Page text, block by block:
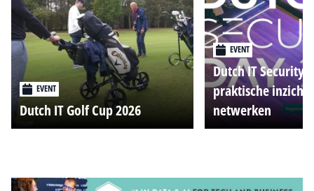
EVENT
Dutch IT Golf Cup 2026
EVENT
Dutch IT Security
praktische
netwerken